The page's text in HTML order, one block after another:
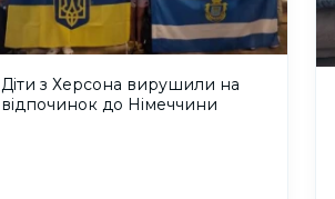
Діти з Херсона вирушили на
відпочинок до Німеччини